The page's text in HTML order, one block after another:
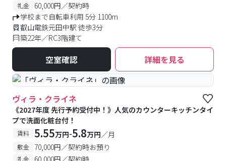
礼金
60,000円／契約時
学校まで自転車利用 5分 1100m
叡山電鉄元田中駅 徒歩3分
築22年／RC3階建て
空室確認 詳細を見る
#予約受付中 #空室待ち
ヴィラ・クライネ
《2027年度 先行予約受付中！》人気のカウンターキッチンタイ
プで洗面化粧台付！
賃料 5.55万円-5.8万円／月
敷金 70,000円／契約時お預り
礼金
60,000円／契約時